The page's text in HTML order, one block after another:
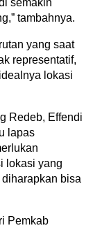
semakin
tambahnya.
yang saat
representatif,
lokasi
Redeb, Effendi
lapas
lokasi yang
bisa
Pemkab